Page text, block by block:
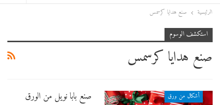
الرئيسية صنع هدايا كرسمس
استكشف الوسوم
صنع هدايا كرسمس
أشكال من ورق صنع بابا نويل من الورق